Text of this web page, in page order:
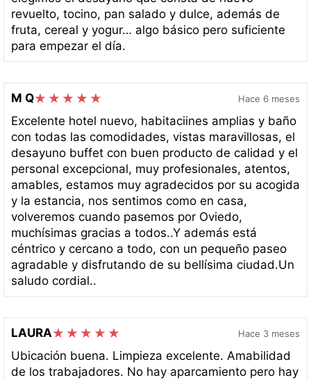
revuelto, tocino, pan salado y dulce, además de
fruta, cereal y yogur… algo básico pero suficiente
para empezar el día.
M Q Hace 6 meses
Excelente hotel nuevo, habitaciines amplias y baño
con todas las comodidades, vistas maravillosas, el
desayuno buffet con buen producto de calidad y el
personal excepcional, muy profesionales, atentos,
amables, estamos muy agradecidos por su acogida
y la estancia, nos sentimos como en casa,
volveremos cuando pasemos por Oviedo,
muchísimas gracias a todos..Y además está
céntrico y cercano a todo, con un pequeño paseo
agradable y disfrutando de su bellísima ciudad.Un
saludo cordial..
LAURA Hace 3 meses
Ubicación buena. Limpieza excelente. Amabilidad
de los trabajadores. No hay aparcamiento pero hay